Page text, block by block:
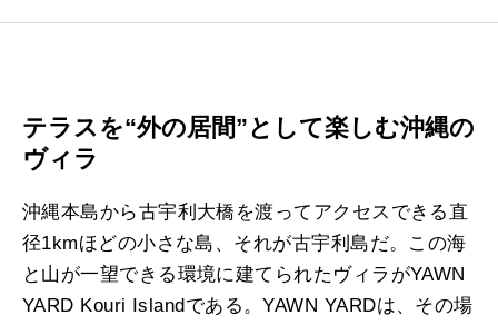
テラスを“外の居間”として楽しむ沖縄の
ヴィラ
沖縄本島から古宇利大橋を渡ってアクセスできる直
径1kmほどの小さな島、それが古宇利島だ。この海
と山が一望できる環境に建てられたヴィラがYAWN
YARD Kouri Islandである。YAWN YARDは、その場